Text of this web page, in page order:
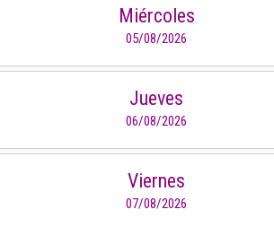
Miércoles
05/08/2026
Jueves
06/08/2026
Viernes
07/08/2026
Comunícate
Línea de Atención al
Campus Estadio:
(+57) (4) 4 600 700